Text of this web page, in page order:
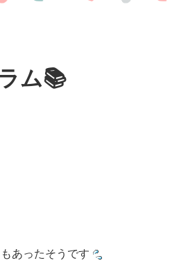
ム📚
あったそうです